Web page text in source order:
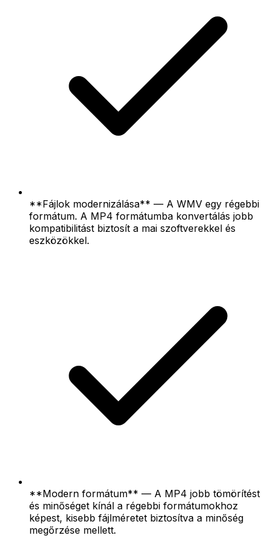
**Fájlok modernizálása** — A WMV egy régebbi
formátum. A MP4 formátumba konvertálás jobb
kompatibilitást biztosít a mai szoftverekkel és
eszközökkel.
**Modern formátum** — A MP4 jobb tömörítést
és minőséget kínál a régebbi formátumokhoz
képest, kisebb fájlméretet biztosítva a minőség
megőrzése mellett.